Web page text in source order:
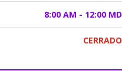
8:00 AM - 12:00 MD
CERRADO